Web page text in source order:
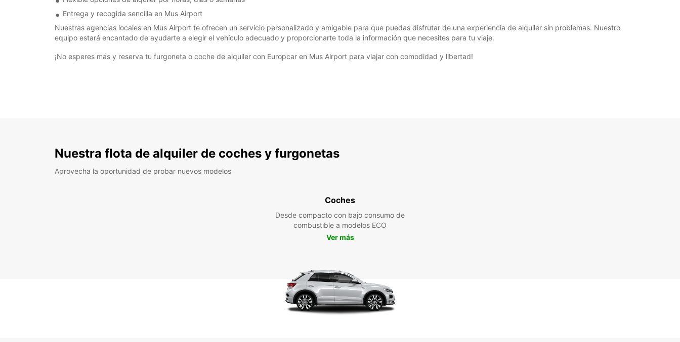
Entrega y recogida sencilla en Mus Airport
Nuestras agencias locales en Mus Airport te ofrecen un servicio personalizado y amigable para que puedas disfrutar de una experiencia de alquiler sin problemas. Nuestro
equipo estará encantado de ayudarte a elegir el vehículo adecuado y proporcionarte toda la información que necesites para tu viaje.
¡No esperes más y reserva tu furgoneta o coche de alquiler con Europcar en Mus Airport para viajar con comodidad y libertad!
Nuestra flota de alquiler de coches y furgonetas
Aprovecha la oportunidad de probar nuevos modelos
Coches
Desde compacto con bajo consumo de
combustible a modelos ECO
Ver más